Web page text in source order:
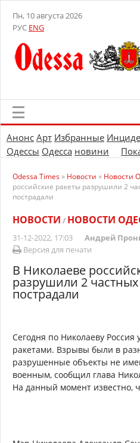
Пн, 10 августа 2026
РУС ENG
Анонс Арт Избранные
Одессы Одесса новини
Odessa Times» Новости » Новости
российские ракеты разрушили 2
пострадали
НОВОСТИ / НОВОСТИ
31-12-2022, 17:03 Андрей
Версия для печати
В Николаеве
разрушили 2
пострадали
Сегодня по Николаеву
ракетами. Взрывы были в
разрушенные объекты не
военным, сообщил глава
На данный момент известно,